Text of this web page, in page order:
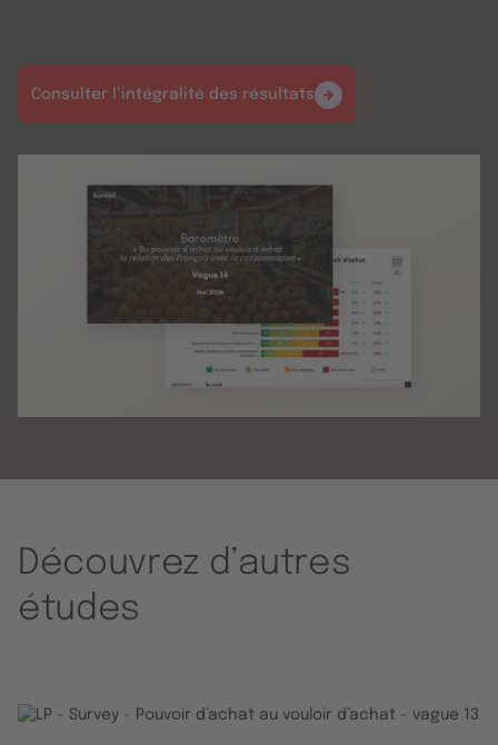
Consulter l’intégralité des résultats
Découvrez d’autres
études